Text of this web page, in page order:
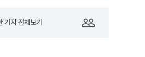
기자 전체보기